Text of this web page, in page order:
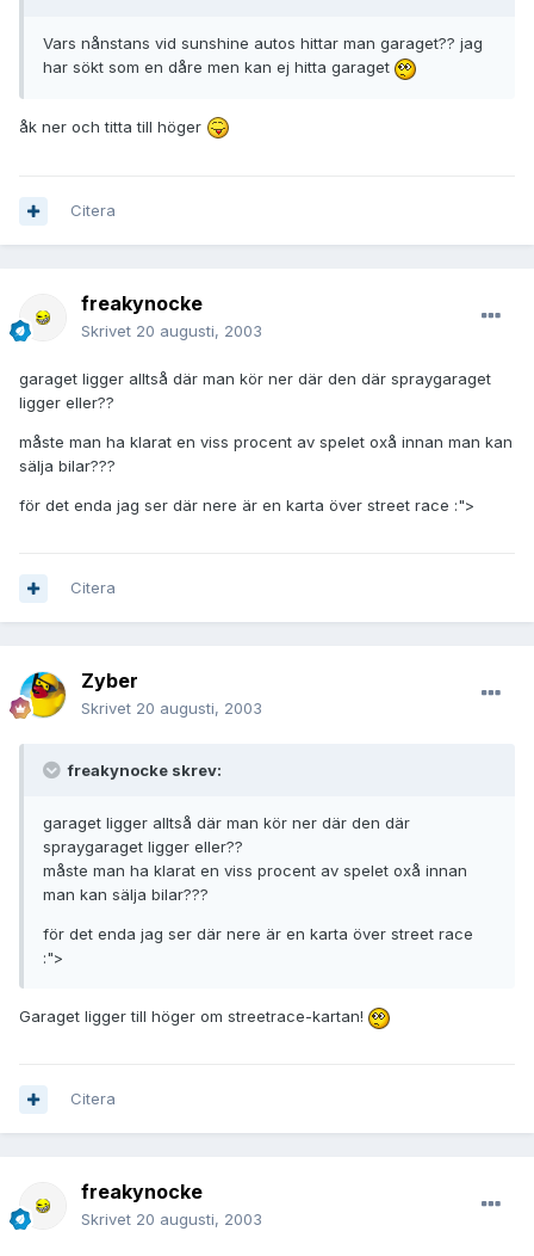
Vars nånstans vid sunshine autos hittar man garaget?? jag
har sökt som en dåre men kan ej hitta garaget
åk ner och titta till höger
Citera
freakynocke
Skrivet 20 augusti, 2003
garaget ligger alltså där man kör ner där den där spraygaraget
ligger eller??
måste man ha klarat en viss procent av spelet oxå innan man kan
sälja bilar???
för det enda jag ser där nere är en karta över street race :">
Citera
Zyber
Skrivet 20 augusti, 2003
freakynocke skrev:
garaget ligger alltså där man kör ner där den där
spraygaraget ligger eller??
måste man ha klarat en viss procent av spelet oxå innan
man kan sälja bilar???
för det enda jag ser där nere är en karta över street race
:">
Garaget ligger till höger om streetrace-kartan!
Citera
freakynocke
Skrivet 20 augusti, 2003